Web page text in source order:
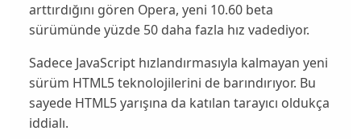
arttırdığını gören Opera, yeni 10.60 beta
sürümündeyüzde 50 daha fazla hız vadediyor.
Sadece JavaScript hızlandırmasıyla kalmayan yeni
sürüm HTML5 teknolojilerini de barındırıyor. Bu
sayede HTML5yarışına da katılan tarayıcı oldukça
iddialı.